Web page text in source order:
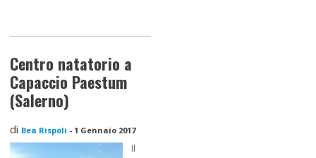
Centro natatorio a
Capaccio Paestum
(Salerno)
di Bea Rispoli - 1 Gennaio 2017
Il